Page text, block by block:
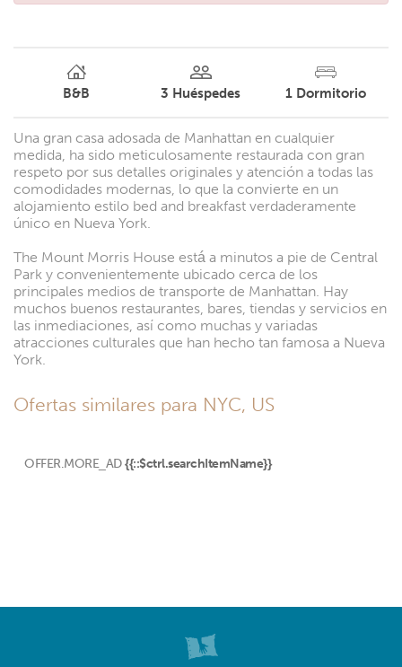
B&B 3 Huéspedes 1 Dormitorio
Una gran casa adosada de Manhattan en cualquier
medida, ha sido meticulosamente restaurada con gran
respeto por sus detalles originales y atención a todas las
comodidades modernas, lo que la convierte en un
alojamiento estilo bed and breakfast verdaderamente
único en Nueva York.
The Mount Morris House está a minutos a pie de Central
Park y convenientemente ubicado cerca de los
principales medios de transporte de Manhattan. Hay
muchos buenos restaurantes, bares, tiendas y servicios en
las inmediaciones, así como muchas y variadas
atracciones culturales que han hecho tan famosa a Nueva
York.
Ofertas similares para NYC, US
OFFER.MORE_AD {{::$ctrl.searchItemName}}